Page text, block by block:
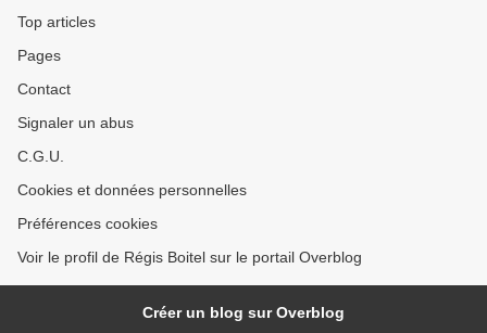
Top articles
Pages
Contact
Signaler un abus
C.G.U.
Cookies et données personnelles
Préférences cookies
Voir le profil de Régis Boitel sur le portail Overblog
Créer un blog sur Overblog